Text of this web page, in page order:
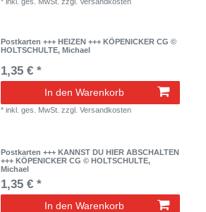
Postkarten +++ HEIZEN +++ KÖPENICKER CG ©
HOLTSCHULTE, Michael
1,35 € *
In den Warenkorb
*inkl. ges. MwSt. zzgl.Versandkosten
Postkarten +++ KANNST DU HIER ABSCHALTEN
+++ KÖPENICKER CG © HOLTSCHULTE,
Michael
1,35 € *
In den Warenkorb